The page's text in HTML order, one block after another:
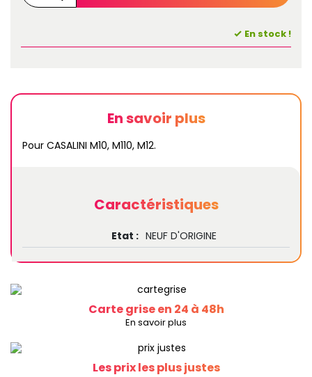
En stock !
En savoir plus
Pour CASALINI M10, M110, M12.
Caractéristiques
Etat : NEUF D'ORIGINE
Carte grise en 24 à 48h
En savoir plus
Les prix les plus justes